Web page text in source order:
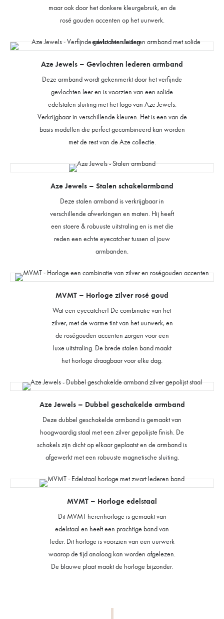
maar ook door het donkere kleurgebruik, en de
rosé gouden accenten op het uurwerk.
Aze Jewels – Gevlochten lederen armband
Deze armband wordt gekenmerkt door het verfijnde
gevlochten leer en is voorzien van een solide
edelstalen sluiting met het logo van Aze Jewels.
Verkrijgbaar in verschillende kleuren. Het is een van de
basis modellen die perfect gecombineerd kan worden
met de rest van de Aze collectie.
Aze Jewels – Stalen schakelarmband
Deze stalen armband is verkrijgbaar in
verschillende afwerkingen en maten. Hij heeft
een stoere & robuuste uitstraling en is met die
reden een echte eyecatcher tussen al jouw
armbanden.
MVMT – Horloge zilver rosé goud
Wat een eyecatcher! De combinatie van het
zilver, met de warme tint van het uurwerk, en
de roségouden accenten zorgen voor een
luxe uitstraling. De brede stalen band maakt
het horloge draagbaar voor elke dag.
Aze Jewels – Dubbel geschakelde armband
Deze dubbel geschakelde armband is gemaakt van
hoogwaardig staal met een zilver gepolijste finish. De
schakels zijn dicht op elkaar geplaatst en de armband is
afgewerkt met een robuuste magnetische sluiting.
MVMT – Horloge edelstaal
Dit MVMT herenhorloge is gemaakt van
edelstaal en heeft een prachtige band van
leder. Dit horloge is voorzien van een uurwerk
waarop de tijd analoog kan worden afgelezen.
De blauwe plaat maakt de horloge bijzonder.